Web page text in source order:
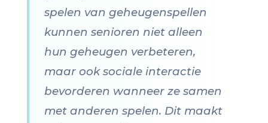
spelen van geheugenspellen
kunnen senioren niet alleen
hun geheugen verbeteren,
maar ook sociale interactie
bevorderen wanneer ze samen
met anderen spelen. Dit maakt